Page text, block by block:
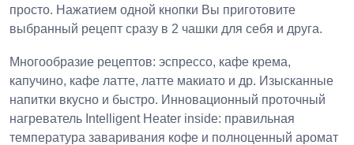
просто. Нажатием одной кнопки Вы приготовите
выбранный рецепт сразу в 2 чашки для себя и друга.
Многообразие рецептов: эспрессо, кафе крема,
капучино, кафе латте, латте макиато и др. Изысканные
напитки вкусно и быстро. Инновационный проточный
нагреватель Intelligent Heater inside: правильная
температура заваривания кофе и полноценный аромат